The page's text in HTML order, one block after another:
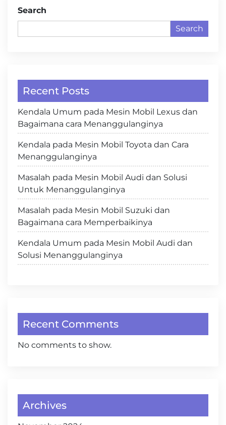
Search
Search
Recent Posts
Kendala Umum pada Mesin Mobil Lexus dan
Bagaimana cara Menanggulanginya
Kendala pada Mesin Mobil Toyota dan Cara
Menanggulanginya
Masalah pada Mesin Mobil Audi dan Solusi
Untuk Menanggulanginya
Masalah pada Mesin Mobil Suzuki dan
Bagaimana cara Memperbaikinya
Kendala Umum pada Mesin Mobil Audi dan
Solusi Menanggulanginya
Recent Comments
No comments to show.
Archives